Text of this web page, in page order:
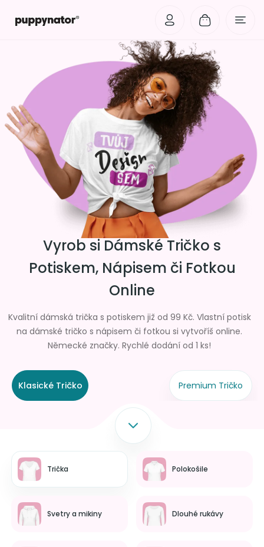
Vyrob si Dámské Tričko s
Potiskem, Nápisem či Fotkou
Online
Kvalitní dámská trička s potiskem již od 99 Kč. Vlastní potisk
na dámské tričko s nápisem či fotkou si vytvoříš online.
Německé značky. Rychlé dodání od 1 ks!
Klasické Tričko Premium Tričko
Trička Polokošile
Svetry a mikiny Dlouhé rukávy